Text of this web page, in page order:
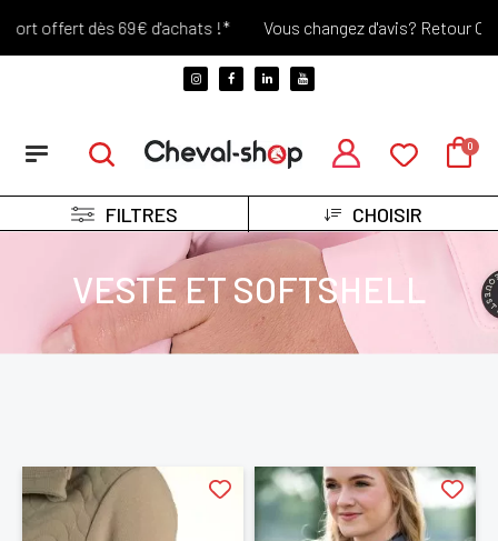
offert dès 69€ d'achats !* Vous changez d'avis? Retour
FILTRES CHOISIR
VESTE ET SOFTSHELL